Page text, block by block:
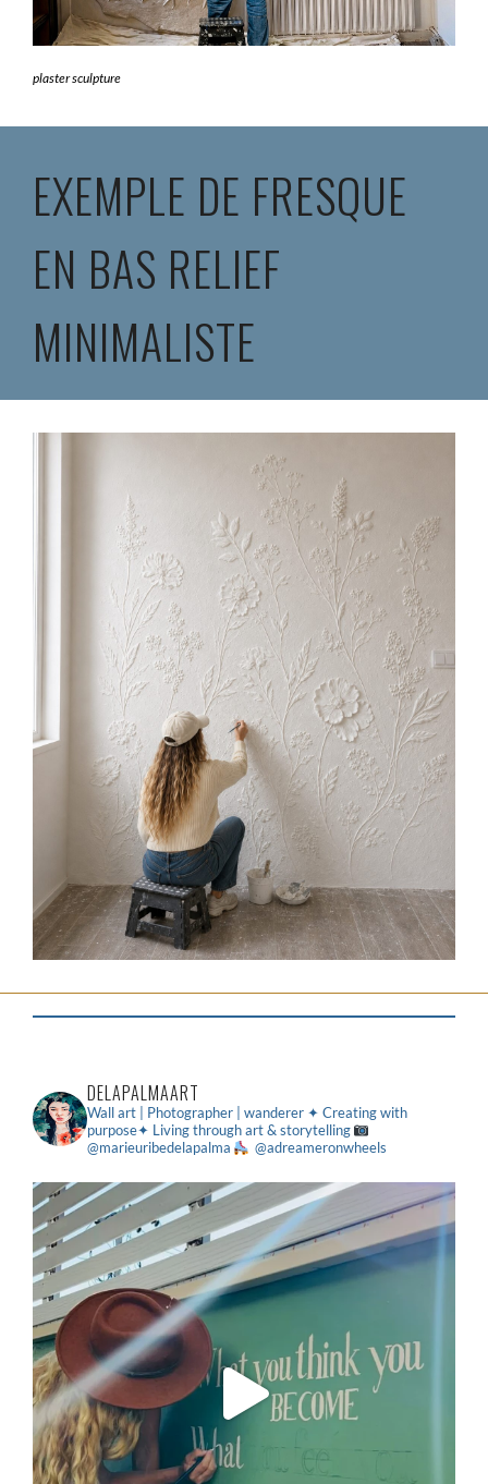
plaster sculpture
EXEMPLE DE FRESQUE
EN BAS RELIEF
MINIMALISTE
DELAPALMAART
Wall art | Photographer | wanderer ✦ Creating with
purpose✦ Living through art & storytelling
@marieuribedelapalma
@adreameronwheels